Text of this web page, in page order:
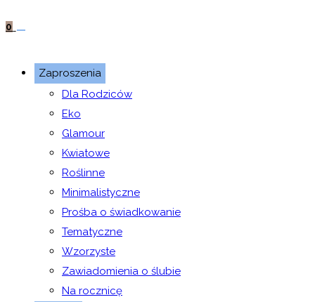
0
Zaproszenia
Dla Rodziców
Eko
Glamour
Kwiatowe
Roślinne
Minimalistyczne
Prośba o świadkowanie
Tematyczne
Wzorzyste
Zawiadomienia o ślubie
Na rocznicę